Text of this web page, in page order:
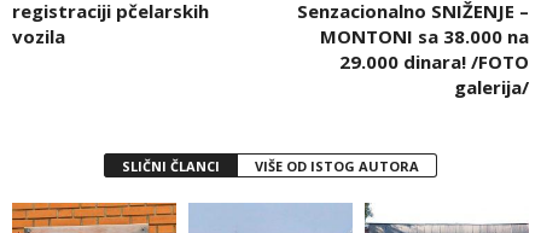
registraciji pčelarskih
vozila
Senzacionalno SNIŽENJE –
MONTONI sa 38.000 na
29.000 dinara! /FOTO
galerija/
SLIČNI ČLANCI VIŠE OD ISTOG AUTORA